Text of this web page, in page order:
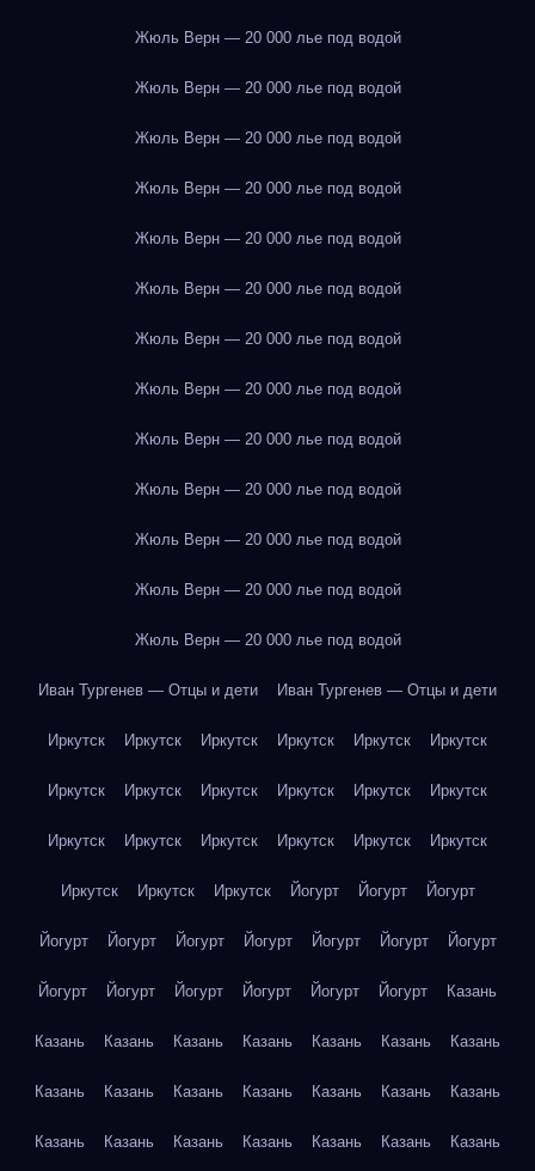
Жюль Верн — 20 000 лье под водой
Жюль Верн — 20 000 лье под водой
Жюль Верн — 20 000 лье под водой
Жюль Верн — 20 000 лье под водой
Жюль Верн — 20 000 лье под водой
Жюль Верн — 20 000 лье под водой
Жюль Верн — 20 000 лье под водой
Жюль Верн — 20 000 лье под водой
Жюль Верн — 20 000 лье под водой
Жюль Верн — 20 000 лье под водой
Жюль Верн — 20 000 лье под водой
Жюль Верн — 20 000 лье под водой
Жюль Верн — 20 000 лье под водой
Иван Тургенев — Отцы и дети Иван Тургенев — Отцы и дети
Иркутск Иркутск Иркутск Иркутск Иркутск Иркутск
Иркутск Иркутск Иркутск Иркутск Иркутск Иркутск
Иркутск Иркутск Иркутск Иркутск Иркутск Иркутск
Иркутск Иркутск Иркутск Йогурт Йогурт Йогурт
Йогурт Йогурт Йогурт Йогурт Йогурт Йогурт Йогурт
Йогурт Йогурт Йогурт Йогурт Йогурт Йогурт Казань
Казань Казань Казань Казань Казань Казань Казань
Казань Казань Казань Казань Казань Казань Казань
Казань Казань Казань Казань Казань Казань Казань